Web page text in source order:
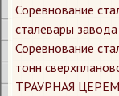
​Соревнование
сталевары завода
​Соревнование
тонн
​ТРАУРНАЯ